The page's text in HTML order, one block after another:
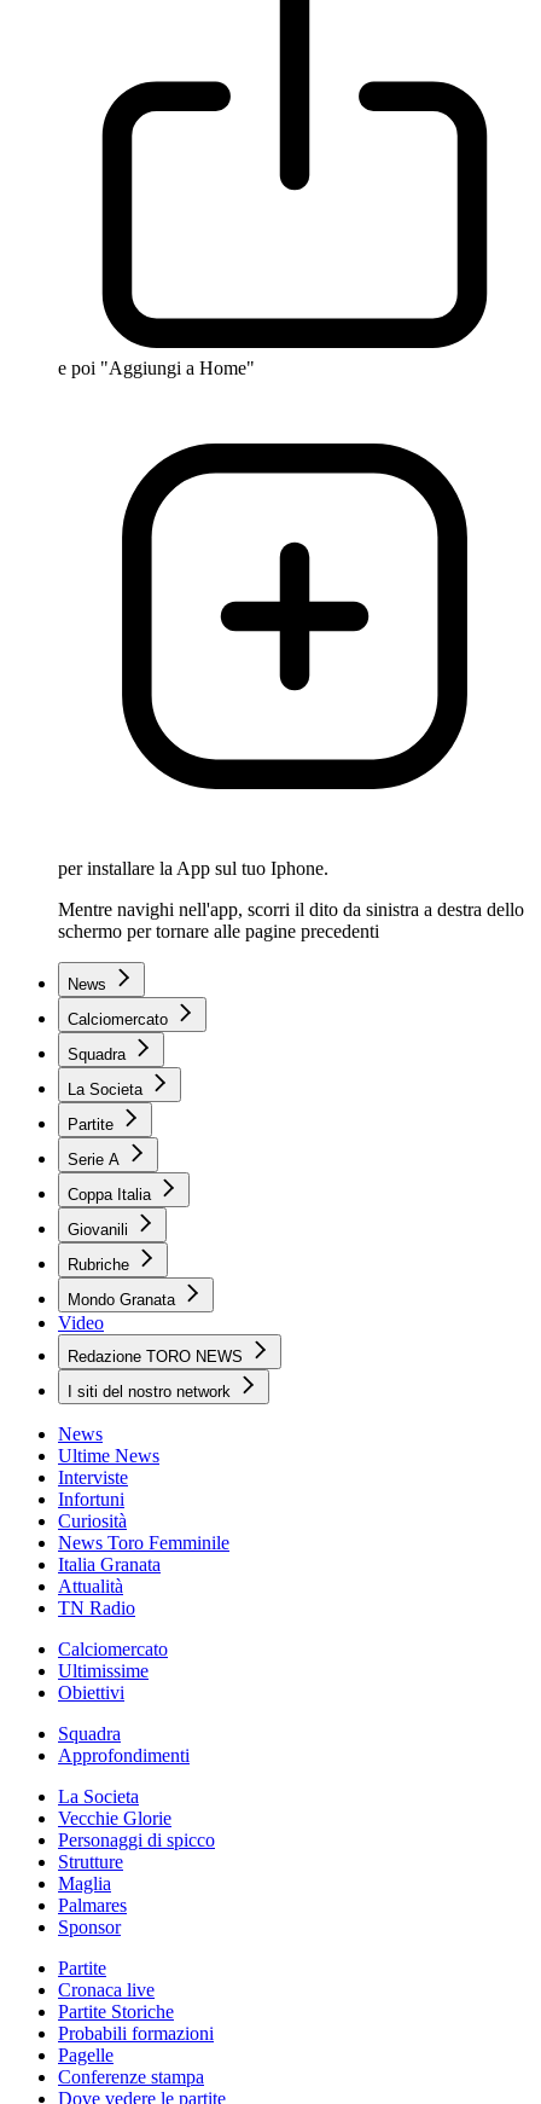
e poi "Aggiungi a Home"
per installare la App sul tuo Iphone.
Mentre navighi nell'app, scorri il dito da sinistra a destra dello
schermo per tornare alle pagine precedenti
News
Calciomercato
Squadra
La Societa
Partite
Serie A
Coppa Italia
Giovanili
Rubriche
Mondo Granata
Video
Redazione TORO NEWS
I siti del nostro network
News
Ultime News
Interviste
Infortuni
Curiosità
News Toro Femminile
Italia Granata
Attualità
TN Radio
Calciomercato
Ultimissime
Obiettivi
Squadra
Approfondimenti
La Societa
Vecchie Glorie
Personaggi di spicco
Strutture
Maglia
Palmares
Sponsor
Partite
Cronaca live
Partite Storiche
Probabili formazioni
Pagelle
Conferenze stampa
Dove vedere le partite